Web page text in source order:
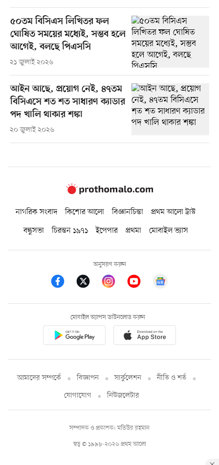
৫০তম বিসিএস লিখিতর ফল
ঘোষিত সময়ের মধ্যেই, সম্ভব হলে
আগেই, বলছে পিএসসি
২১ জুলাই ২০২৬
আইন আছে, প্রয়োগ নেই, ৪৭তম
বিসিএসে শত শত সাধারণ ক্যাডার
পদ খালি থাকার শঙ্কা
২০ জুলাই ২০২৬
নাগরিক সংবাদ কিশোর আলো বিজ্ঞানচিন্তা
প্রথম আলো ট্রাস্ট
বন্ধুসভা
চিরন্তন ১৯৭১ ইপেপার প্রথমা মোবাইল ভ্যাস
অনুসরণ করুন
মোবাইল অ্যাপস ডাউনলোড করুন
আমাদের সম্পর্কে বিজ্ঞাপন সার্কুলেশন
নীতি ও শর্ত
যোগাযোগ
নিউজলেটার
স্বত্ব © ১৯৯৮-২০২৬ প্রথম আলো
সম্পাদক ও প্রকাশক: মতিউর রহমান